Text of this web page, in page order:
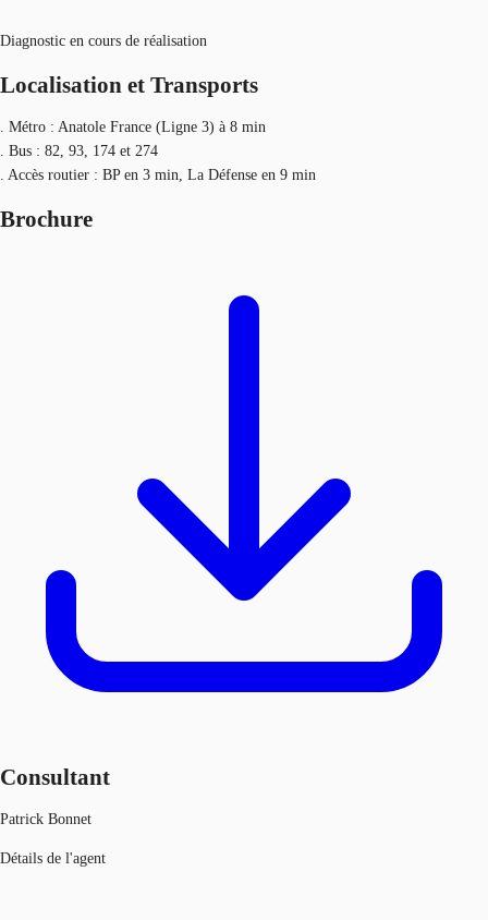
Diagnostic en cours de réalisation
Localisation et Transports
. Métro : Anatole France (Ligne 3) à 8 min
. Bus : 82, 93, 174 et 274
. Accès routier : BP en 3 min, La Défense en 9 min
Brochure
Consultant
Patrick Bonnet
Détails de l'agent